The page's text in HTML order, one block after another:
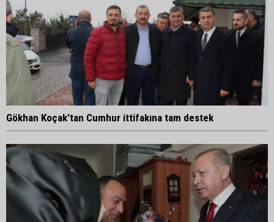
Gökhan Koçak'tan Cumhur ittifakına tam destek